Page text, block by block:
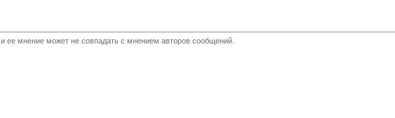
ее мнение может не совпадать с мнением авторов сообщений.